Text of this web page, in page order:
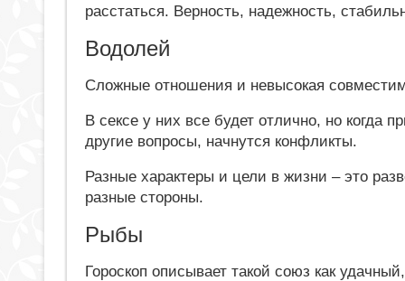
расстаться. Верность, надежность,
Водолей
Сложные отношения и невысокая
В сексе у них все будет отлично, но когда
другие вопросы, начнутся конфликты.
Разные характеры и цели в жизни – это
разные стороны.
Рыбы
Гороскоп описывает такой союз как